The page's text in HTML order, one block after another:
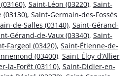
, Saint-Léon (03220), Saint-
(03130), Saint-Germain-des-Fossés
de-Salles (03140), Saint-Gérand-
Gérand-de-Vaux (03340), Saint-
Fargeol (03420), Saint-Étienne-de-
(03400), Saint-Éloy-d’Allier
la-Forêt (03110), Saint-Didier-en-